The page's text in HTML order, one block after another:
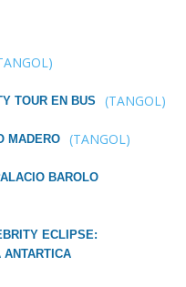
TOUR EN BUS (TANGOL)
MADERO (TANGOL)
BAROLO
ECLIPSE: